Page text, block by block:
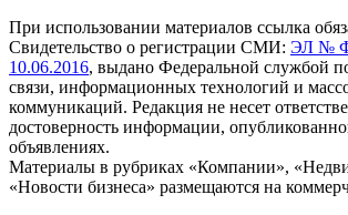
При использовании материалов ссылка
Свидетельство о регистрации СМИ: ЭЛ №
10.06.2016, выдано Федеральной службой
связи, информационных технологий и
коммуникаций. Редакция не несет
достоверность информации,
объявлениях.
Материалы в рубриках «Компании»,
«Новости бизнеса» размещаются на